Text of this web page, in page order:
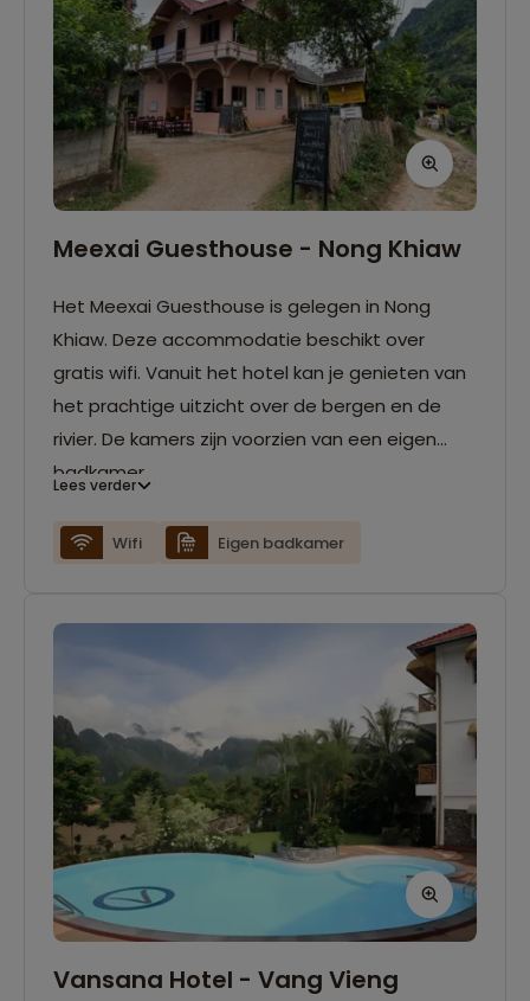
Meexai Guesthouse - Nong Khiaw
Het Meexai Guesthouse is gelegen in Nong
Khiaw. Deze accommodatie beschikt over
gratis wifi. Vanuit het hotel kan je genieten van
het prachtige uitzicht over de bergen en de
rivier. De kamers zijn voorzien van een eigen
badkamer.
Lees verder
Wifi Eigen badkamer
Vansana Hotel - Vang Vieng